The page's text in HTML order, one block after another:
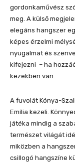
gordonkaművész
meg. A külső
elegáns hangszer
képes érzelmi
nyugalmat és
kifejezni – ha
kezekben van.
A fuvolát Kónya-
Emília kezeli.
játéka mindig a
természet világát
miközben a
csillogó hangszíne